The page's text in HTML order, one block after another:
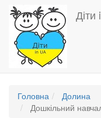
Перейти
основного
вмісту
Діти
Головна
Долина
Дошкільний